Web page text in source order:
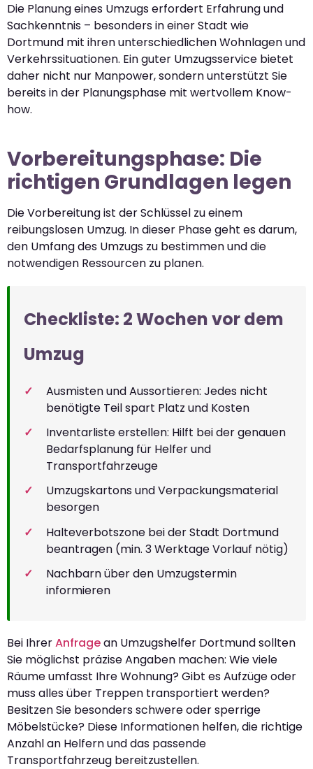
Die Planung eines Umzugs erfordert Erfahrung und
Sachkenntnis – besonders in einer Stadt wie
Dortmund mit ihren unterschiedlichen Wohnlagen und
Verkehrssituationen. Ein guter Umzugsservice bietet
daher nicht nur Manpower, sondern unterstützt Sie
bereits in der Planungsphase mit wertvollem Know-
how.
Vorbereitungsphase: Die
richtigen Grundlagen legen
Die Vorbereitung ist der Schlüssel zu einem
reibungslosen Umzug. In dieser Phase geht es darum,
den Umfang des Umzugs zu bestimmen und die
notwendigen Ressourcen zu planen.
Checkliste: 2 Wochen vor dem
Umzug
Ausmisten und Aussortieren: Jedes nicht
benötigte Teil spart Platz und Kosten
Inventarliste erstellen: Hilft bei der genauen
Bedarfsplanung für Helfer und
Transportfahrzeuge
Umzugskartons und Verpackungsmaterial
besorgen
Halteverbotszone bei der Stadt Dortmund
beantragen (min. 3 Werktage Vorlauf nötig)
Nachbarn über den Umzugstermin
informieren
Bei IhrerAnfragean Umzugshelfer Dortmund sollten
Sie möglichst präzise Angaben machen: Wie viele
Räume umfasst Ihre Wohnung? Gibt es Aufzüge oder
muss alles über Treppen transportiert werden?
Besitzen Sie besonders schwere oder sperrige
Möbelstücke? Diese Informationen helfen, die richtige
Anzahl an Helfern und das passende
Transportfahrzeug bereitzustellen.